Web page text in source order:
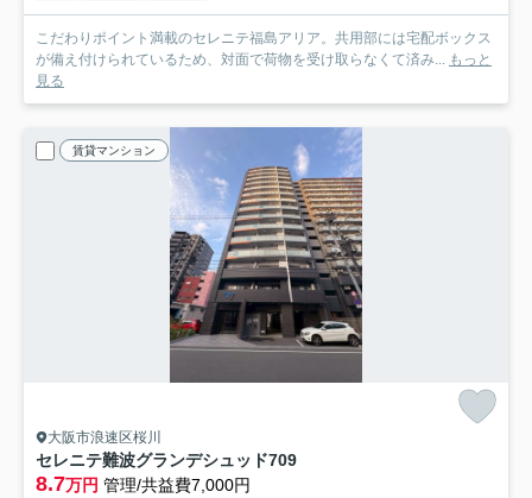
こだわりポイント満載のセレニテ福島アリア。共用部には宅配ボックス
が備え付けられているため、対面で荷物を受け取らなくて済み... もっと
見る
賃貸マンション
大阪市浪速区桜川
セレニテ難波グランデシュッド709
8.7万円 管理/共益費7,000円